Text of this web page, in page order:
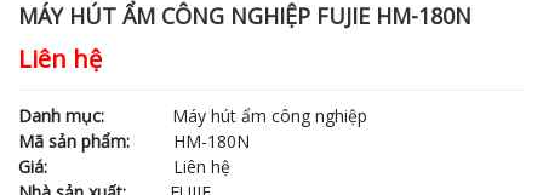
MÁY HÚT ẨM CÔNG NGHIỆP FUJIE HM-180N
Liên hệ
Danh mục: Máy hút ẩm công nghiệp
Mã sản phẩm: HM-180N
Giá:
Liên hệ